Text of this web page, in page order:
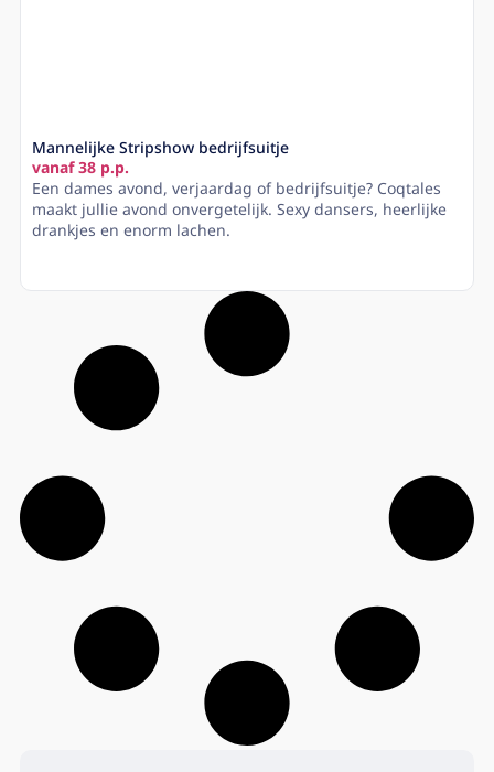
Mannelijke Stripshow bedrijfsuitje
vanaf 38 p.p.
Een dames avond, verjaardag of bedrijfsuitje? Coqtales
maakt jullie avond onvergetelijk. Sexy dansers, heerlijke
drankjes en enorm lachen.